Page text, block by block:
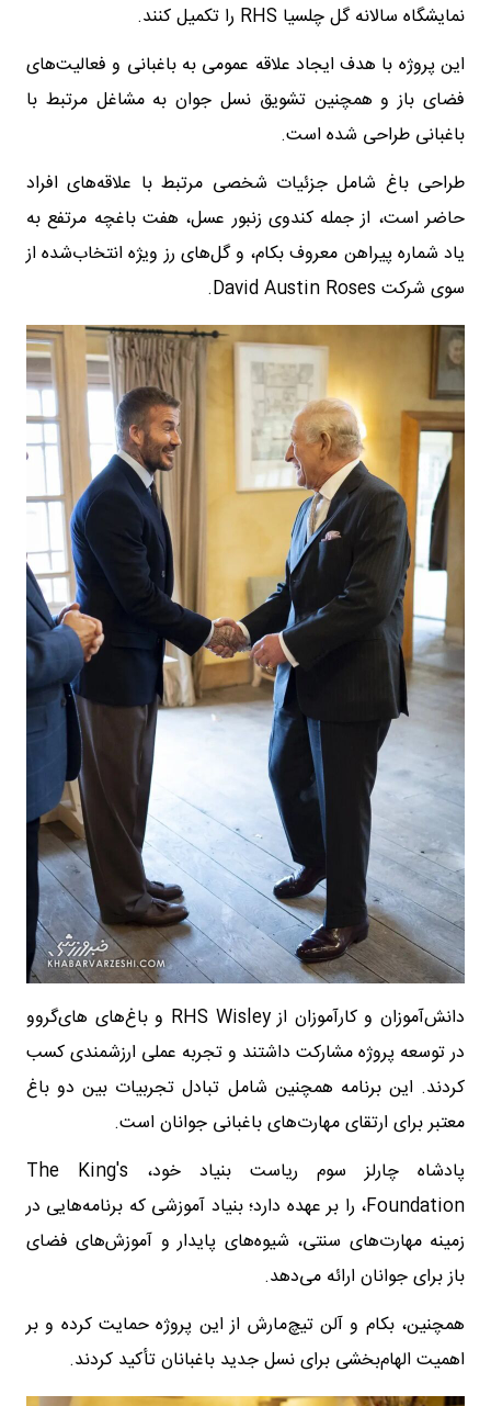
نمایشگاه سالانه گل چلسیا RHS را تکمیل کنند.
این پروژه با هدف ایجاد علاقه عمومی به باغبانی و فعالیت‌های
فضای باز و همچنین تشویق نسل جوان به مشاغل مرتبط با
باغبانی طراحی شده است.
طراحی باغ شامل جزئیات شخصی مرتبط با علاقه‌های افراد
حاضر است، از جمله کندوی زنبور عسل، هفت باغچه مرتفع به
یاد شماره پیراهن معروف بکام، و گل‌های رز ویژه انتخاب‌شده از
سوی شرکت David Austin Roses.
دانش‌آموزان و کارآموزان از RHS Wisley و باغ‌های های‌گروو
در توسعه پروژه مشارکت داشتند و تجربه عملی ارزشمندی کسب
کردند. این برنامه همچنین شامل تبادل تجربیات بین دو باغ
معتبر برای ارتقای مهارت‌های باغبانی جوانان است.
پادشاه چارلز سوم ریاست بنیاد خود، The King's
Foundation، را بر عهده دارد؛ بنیاد آموزشی که برنامه‌هایی در
زمینه مهارت‌های سنتی، شیوه‌های پایدار و آموزش‌های فضای
باز برای جوانان ارائه می‌دهد.
همچنین، بکام و آلن تیچ‌مارش از این پروژه حمایت کرده و بر
اهمیت الهام‌بخشی برای نسل جدید باغبانان تأکید کردند.